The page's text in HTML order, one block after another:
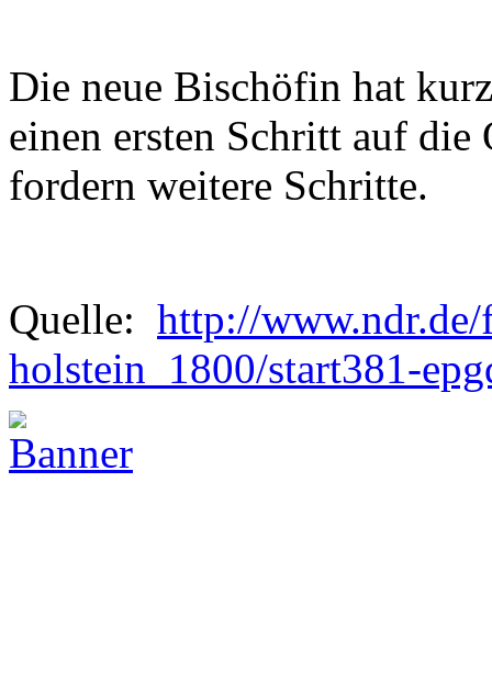
Die neue Bischöfin hat
einen ersten Schritt auf
fordern weitere Schritte.
Quelle: http://www.ndr.de/
holstein_1800/start381-